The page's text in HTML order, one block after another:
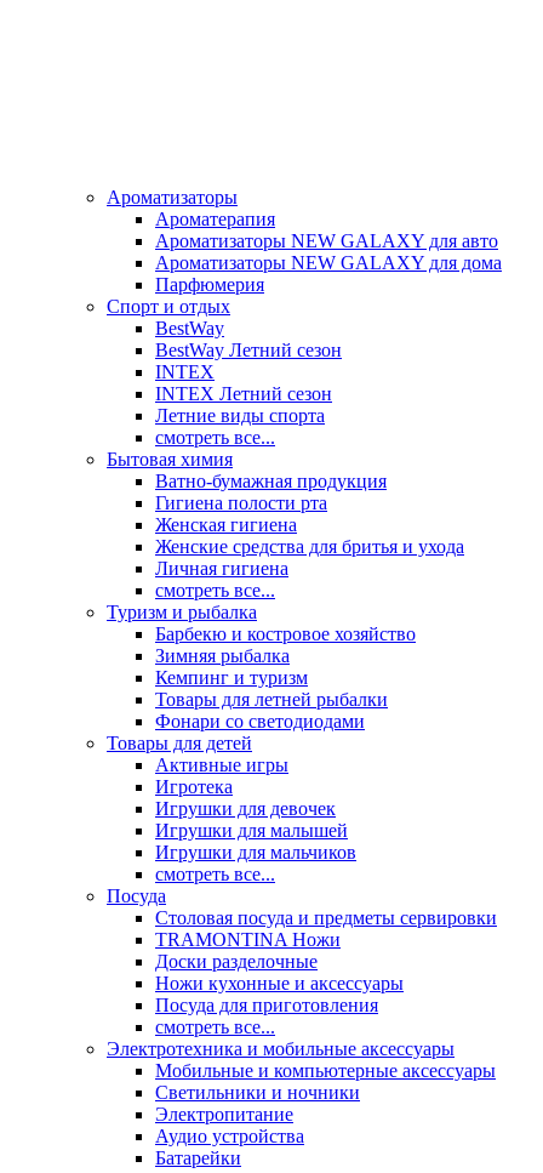
Ароматизаторы
Ароматерапия
Ароматизаторы NEW GALAXY для авто
Ароматизаторы NEW GALAXY для дома
Парфюмерия
Спорт и отдых
BestWay
BestWay Летний сезон
INTEX
INTEX Летний сезон
Летние виды спорта
смотреть все...
Бытовая химия
Ватно-бумажная продукция
Гигиена полости рта
Женская гигиена
Женские средства для бритья и ухода
Личная гигиена
смотреть все...
Туризм и рыбалка
Барбекю и костровое хозяйство
Зимняя рыбалка
Кемпинг и туризм
Товары для летней рыбалки
Фонари со светодиодами
Товары для детей
Активные игры
Игротека
Игрушки для девочек
Игрушки для малышей
Игрушки для мальчиков
смотреть все...
Посуда
Столовая посуда и предметы сервировки
TRAMONTINA Ножи
Доски разделочные
Ножи кухонные и аксессуары
Посуда для приготовления
смотреть все...
Электротехника и мобильные аксессуары
Мобильные и компьютерные аксессуары
Светильники и ночники
Электропитание
Аудио устройства
Батарейки